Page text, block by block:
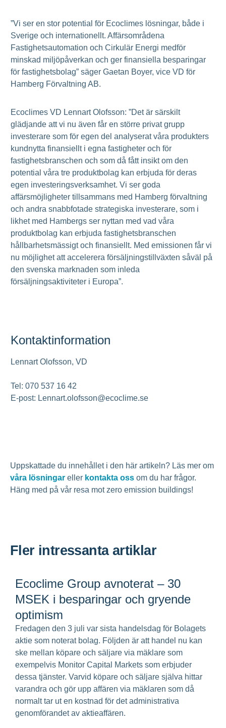
”Vi ser en stor potential för Ecoclimes lösningar, både i
Sverige och internationellt. Affärsområdena
Fastighetsautomation och Cirkulär Energi medför
minskad miljöpåverkan och ger finansiella besparingar
för fastighetsbolag” säger Gaetan Boyer, vice VD för
Hamberg Förvaltning AB.
Ecoclimes VD Lennart Olofsson: ”Det är särskilt
glädjande att vi nu även får en större privat grupp
investerare som för egen del analyserat våra produkters
kundnytta finansiellt i egna fastigheter och för
fastighetsbranschen och som då fått insikt om den
potential våra tre produktbolag kan erbjuda för deras
egen investeringsverksamhet. Vi ser goda
affärsmöjligheter tillsammans med Hamberg förvaltning
och andra snabbfotade strategiska investerare, som i
likhet med Hambergs ser nyttan med vad våra
produktbolag kan erbjuda fastighetsbranschen
hållbarhetsmässigt och finansiellt. Med emissionen får vi
nu möjlighet att accelerera försäljningstillväxten såväl på
den svenska marknaden som inleda
försäljningsaktiviteter i Europa”.
Kontaktinformation
Lennart Olofsson, VD
Tel: 070 537 16 42
E-post: Lennart.olofsson@ecoclime.se
Uppskattade du innehållet i den här artikeln? Läs mer om
våra lösningar eller kontakta oss om du har frågor.
Häng med på vår resa mot zero emission buildings!
Fler intressanta artiklar
Ecoclime Group avnoterat – 30
MSEK i besparingar och gryende
optimism
Fredagen den 3 juli var sista handelsdag för Bolagets
aktie som noterat bolag. Följden är att handel nu kan
ske mellan köpare och säljare via mäklare som
exempelvis Monitor Capital Markets som erbjuder
dessa tjänster. Varvid köpare och säljare själva hittar
varandra och gör upp affären via mäklaren som då
normalt tar ut en kostnad för det administrativa
genomförandet av aktieaffären.